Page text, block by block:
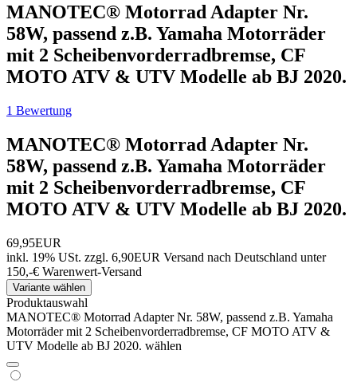
MANOTEC® Motorrad Adapter Nr.
58W, passend z.B. Yamaha Motorräder
mit 2 Scheibenvorderradbremse, CF
MOTO ATV & UTV Modelle ab BJ 2020.
1 Bewertung
MANOTEC® Motorrad Adapter Nr.
58W, passend z.B. Yamaha Motorräder
mit 2 Scheibenvorderradbremse, CF
MOTO ATV & UTV Modelle ab BJ 2020.
69,95EUR
inkl. 19% USt. zzgl. 6,90EUR Versand nach Deutschland unter
150,-€ Warenwert-Versand
Variante wählen
Produktauswahl
MANOTEC® Motorrad Adapter Nr. 58W, passend z.B. Yamaha
Motorräder mit 2 Scheibenvorderradbremse, CF MOTO ATV &
UTV Modelle ab BJ 2020. wählen